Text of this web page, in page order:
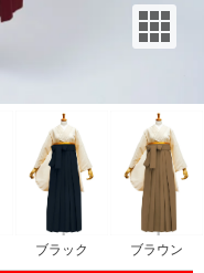
ブラック ブラウン